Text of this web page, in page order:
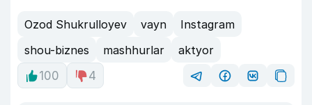
Ozod Shukrulloyev vayn
Instagram
shou-biznes
mashhurlar
aktyor
100
4